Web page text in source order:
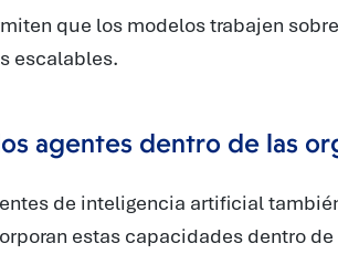
que los modelos trabajen
escalables.
agentes dentro de las
de inteligencia artificial
estas capacidades dentro